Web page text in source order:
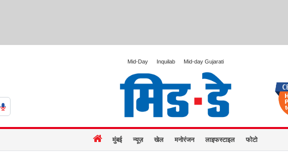
Mid-Day Inquilab Mid-day Gujarati
मुंबई न्यूज़ खेल मनोरंजन लाइफस्टाइल फोटो